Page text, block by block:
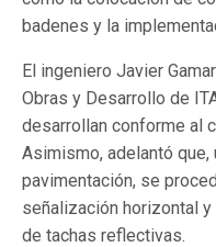
badenes y la
El ingeniero Javier
Obras y Desarrollo de
desarrollan conforme al
Asimismo, adelantó que,
pavimentación, se
señalización horizontal
de tachas reflectivas.